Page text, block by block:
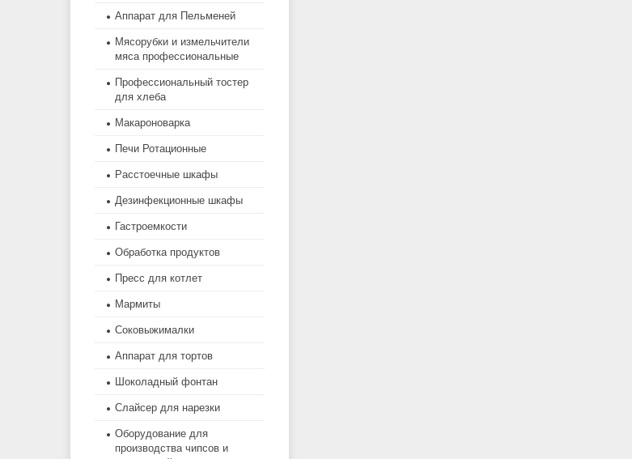
Аппарат для Пельменей
Мясорубки и измельчители
мяса профессиональные
Профессиональный тостер
для хлеба
Макароноварка
Печи Ротационные
Расстоечные шкафы
Дезинфекционные шкафы
Гастроемкости
Обработка продуктов
Пресс для котлет
Мармиты
Соковыжималки
Аппарат для тортов
Шоколадный фонтан
Слайсер для нарезки
Оборудование для
производства чипсов и